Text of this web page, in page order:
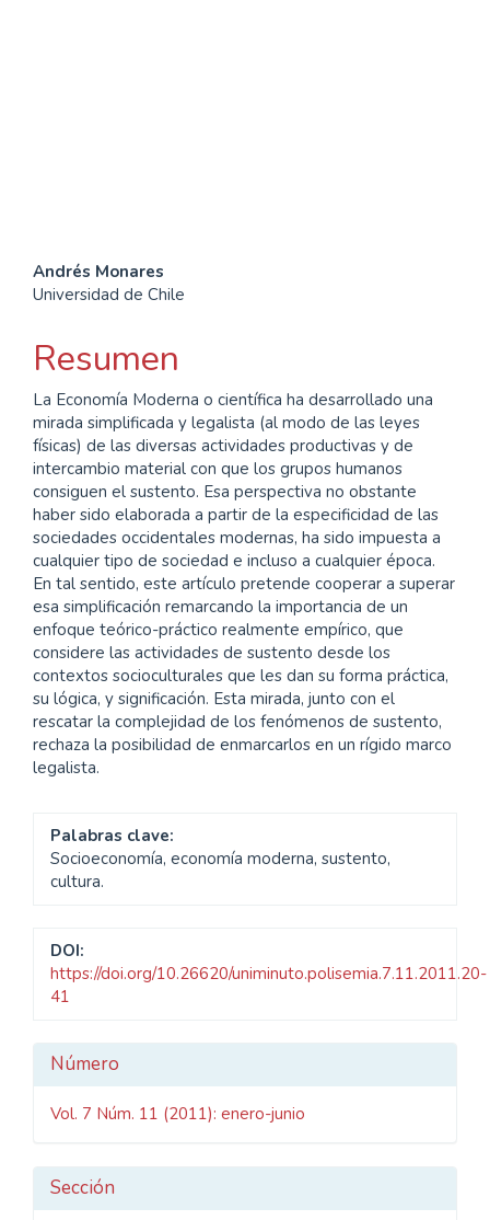
Contenido
del
artículo
Andrés Monares
Universidad de Chile
Resumen
La Economía Moderna o científica ha desarrollado una
mirada simplificada y legalista (al modo de las leyes
físicas) de las diversas actividades productivas y de
intercambio material con que los grupos humanos
consiguen el sustento. Esa perspectiva no obstante
haber sido elaborada a partir de la especificidad de las
sociedades occidentales modernas, ha sido impuesta a
cualquier tipo de sociedad e incluso a cualquier época.
En tal sentido, este artículo pretende cooperar a superar
esa simplificación remarcando la importancia de un
enfoque teórico-práctico realmente empírico, que
considere las actividades de sustento desde los
contextos socioculturales que les dan su forma práctica,
su lógica, y significación. Esta mirada, junto con el
rescatar la complejidad de los fenómenos de sustento,
rechaza la posibilidad de enmarcarlos en un rígido marco
legalista.
Palabras clave:
Socioeconomía, economía moderna, sustento,
cultura.
DOI:
https://doi.org/10.26620/uniminuto.polisemia.7.11.2011.20-
41
Detalles
del
Número
Vol. 7 Núm. 11 (2011): enero-junio
Sección